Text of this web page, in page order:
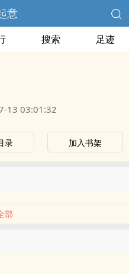
意
搜索 足迹
13 03:01:32
录 加入书架
部